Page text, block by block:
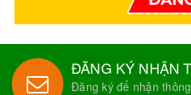
ĐĂNG KÝ NHẬN
Đăng ký để nhận